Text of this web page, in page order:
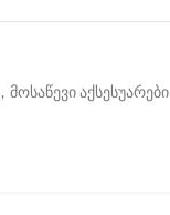
, მოსაწევი აქსესუარები